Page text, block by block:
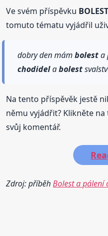
Ve svém příspěvku
tomuto tématu vyjádřil
dobry den mámbolesta
chodidelabolest
Na tento příspěvěk jestě
němu vyjádřit? Klikněte
svůj komentář.
Zdroj: příběhBolest a pálení